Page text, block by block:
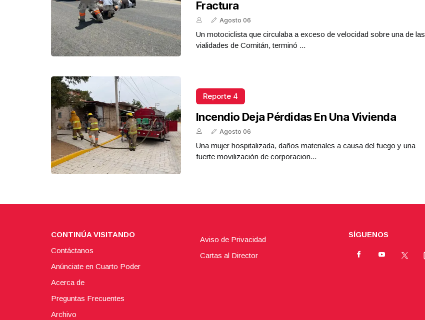
Fractura
Agosto 06
Un motociclista que circulaba a exceso de velocidad sobre una de las
vialidades de Comitán, terminó ...
Reporte 4
Incendio Deja Pérdidas En Una Vivienda
Agosto 06
Una mujer hospitalizada, daños materiales a causa del fuego y una
fuerte movilización de corporacion...
CONTINÚA VISITANDO
Contáctanos
Anúnciate en Cuarto Poder
Acerca de
Preguntas Frecuentes
Archivo
Aviso de Privacidad
Cartas al Director
SÍGUENOS